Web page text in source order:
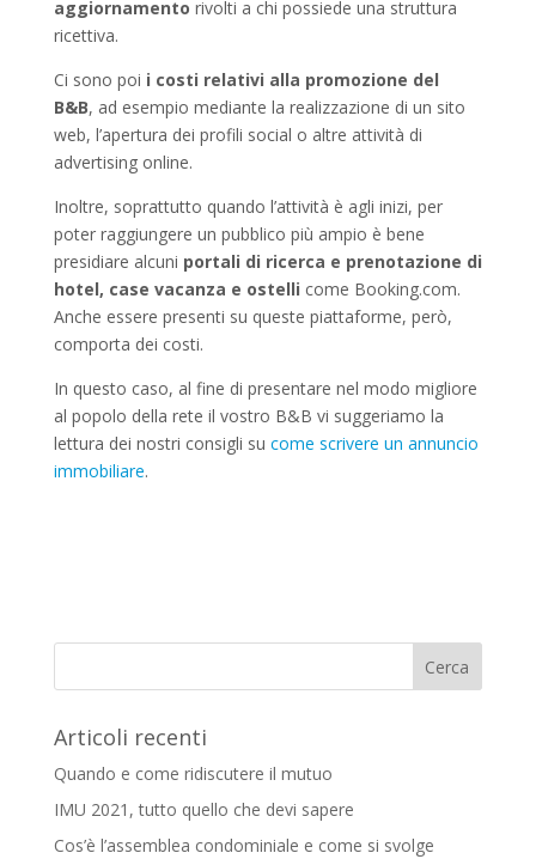
aggiornamento rivolti a chi possiede una struttura
ricettiva.
Ci sono poi i costi relativi alla promozione del
B&B, ad esempio mediante la realizzazione di un sito
web, l’apertura dei profili social o altre attività di
advertising online.
Inoltre, soprattutto quando l’attività è agli inizi, per
poter raggiungere un pubblico più ampio è bene
presidiare alcuni portali di ricerca e prenotazione di
hotel, case vacanza e ostelli come Booking.com.
Anche essere presenti su queste piattaforme, però,
comporta dei costi.
In questo caso, al fine di presentare nel modo migliore
al popolo della rete il vostro B&B vi suggeriamo la
lettura dei nostri consigli su come scrivere un annuncio
immobiliare.
Articoli recenti
Quando e come ridiscutere il mutuo
IMU 2021, tutto quello che devi sapere
Cos’è l’assemblea condominiale e come si svolge